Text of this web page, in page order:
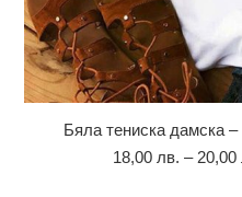
Бяла тениска дамска
18,00 лв. – 20,00